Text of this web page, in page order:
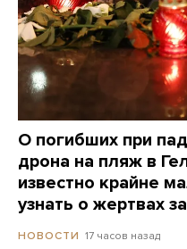
О погибших при
дрона на пляж в
известно крайне
узнать о жертвах
НОВОСТИ 17 часов назад